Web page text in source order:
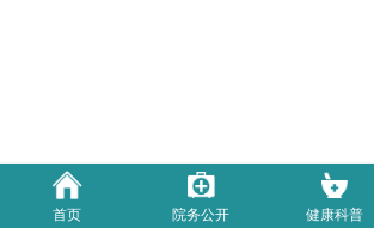
首页 院务公开 健康科普